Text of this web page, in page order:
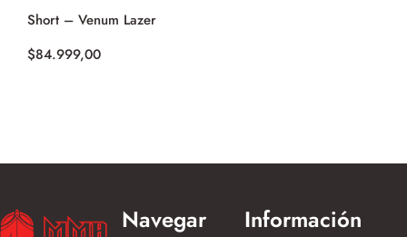
Short – Venum Lazer
$84.999,00
Navegar Información